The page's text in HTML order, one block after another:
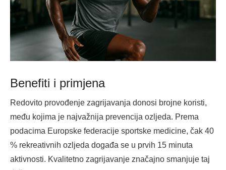
Benefiti i primjena
Redovito provođenje zagrijavanja donosi brojne koristi,
među kojima je najvažnija prevencija ozljeda. Prema
podacima Europske federacije sportske medicine, čak 40
% rekreativnih ozljeda događa se u prvih 15 minuta
aktivnosti. Kvalitetno zagrijavanje značajno smanjuje taj